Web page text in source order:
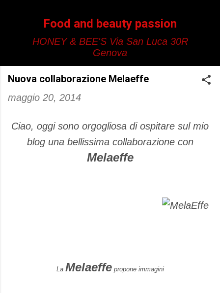
Food and beauty passion
HONEY & BEE'S Via San Luca 30R
Genova
Nuova collaborazione Melaeffe
maggio 20, 2014
Ciao, oggi sono orgogliosa di ospitare sul mio
blog una bellissima collaborazione con
Melaeffe
La Melaeffepropone immagini